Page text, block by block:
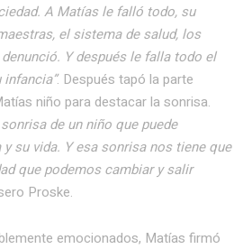
A Matías le falló todo, su
el sistema de salud, los
Y después le falla todo el
. Después tapó la parte
niño para destacar la sonrisa.
de un niño que puede
su vida. Y esa sonrisa nos tiene que
que podemos cambiar y salir
Proske.
emocionados, Matías firmó